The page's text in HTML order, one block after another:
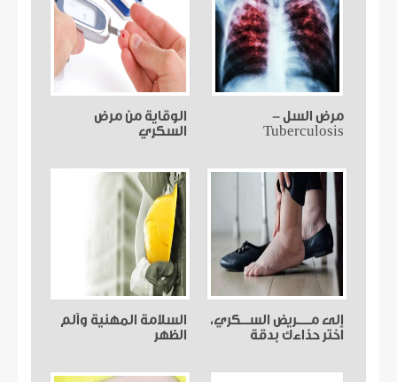
مرض السل -
Tuberculosis
الوقاية من مرض
السكري
إلى مـــــريض الســـكري،
اختر حذاءك بدقة
السلامة المهنية وألم
الظهر